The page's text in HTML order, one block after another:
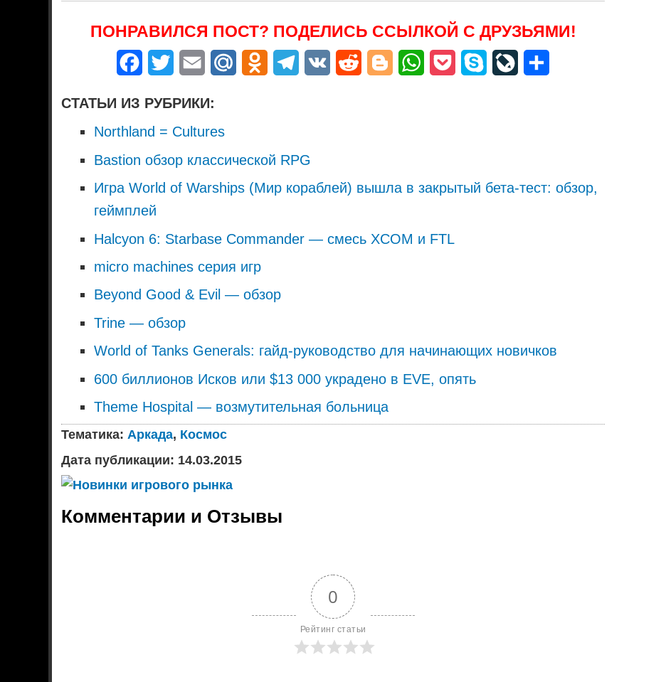
ПОНРАВИЛСЯ ПОСТ? ПОДЕЛИСЬ ССЫЛКОЙ С ДРУЗЬЯМИ!
Facebook
Twitter Email Mail.Ru Odnoklassniki
Telegram
VK Reddit Blogger WhatsApp
Pocket Skype LiveJournal
СТАТЬИ ИЗ РУБРИКИ:
Northland = Cultures
Bastion обзор классической RPG
Игра World of Warships (Мир кораблей) вышла в закрытый бета-тест: обзор,
геймплей
Halcyon 6: Starbase Commander — смесь XCOM и FTL
micro machines серия игр
Beyond Good & Evil — обзор
Trine — обзор
World of Tanks Generals: гайд-руководство для начинающих новичков
600 биллионов Исков или $13 000 украдено в EVE, опять
Theme Hospital — возмутительная больница
Тематика: Аркада, Космос
Дата публикации: 14.03.2015
Комментарии и Отзывы
0
Рейтинг статьи